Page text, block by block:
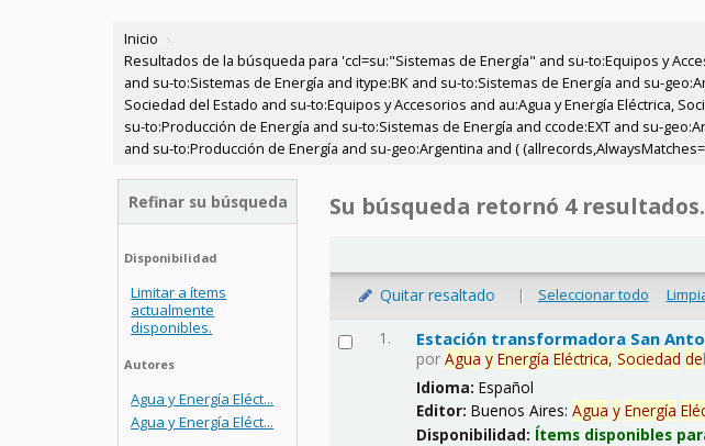
Inicio ›
Resultados de la búsqueda para 'ccl=su:"Sistemas de Energía" and su-to:Equipos y
and su-to:Sistemas de Energía and itype:BK and su-to:Sistemas de Energía and su-
Sociedad del Estado and su-to:Equipos y Accesorios and au:Agua y Energía Eléctrica,
su-to:Producción de Energía and su-to:Sistemas de Energía and ccode:EXT and su-
and su-to:Producción de Energía and su-geo:Argentina and (
Refinar su búsqueda
Disponibilidad
Limitar a ítems
actualmente
disponibles.
Autores
Agua y Energía Eléct...
Agua y Energía Eléct...
Su búsqueda retornó 4 resultados.
Quitar resaltado | Seleccionar todo
1. Estación transformadora San
porAgua y Energía Eléctrica, Sociedad de
Idioma:Español
Editor:Buenos Aires:Agua y Energía
Disponibilidad: Ítems disponibles